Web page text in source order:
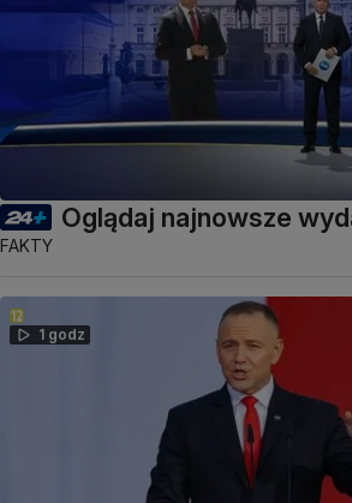
Oglądaj najnowsze
FAKTY
1 godz